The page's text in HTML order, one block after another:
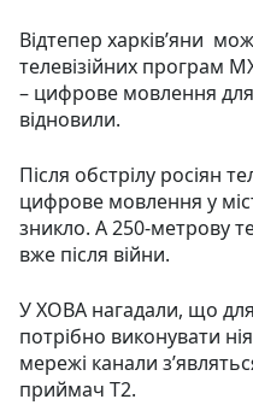
Відтепер харків’яни
телевізійних програм
– цифрове мовлення для
відновили.
Після обстрілу росіян
цифрове мовлення у
зникло. А 250-метрову
вже після війни.
У ХОВА нагадали, що
потрібно виконувати
мережі канали
приймач Т2.